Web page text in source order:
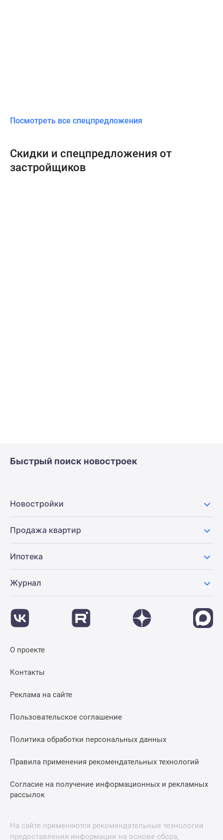
Посмотреть все спецпредложения
Скидки и спецпредложения от
застройщиков
Быстрый поиск новостроек
Новостройки
Продажа квартир
Ипотека
Журнал
О проекте
Контакты
Реклама на сайте
Пользовательское соглашение
Политика обработки персональных данных
Правила применения рекомендательных технологий
Согласие на получение информационных и рекламных
рассылок
На сайте применяются рекомендательные технологии
предоставления информации на основе сбора,